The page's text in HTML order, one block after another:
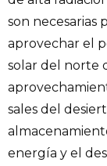
son necesarias
aprovechar el
solar del norte
sales del
energía y el